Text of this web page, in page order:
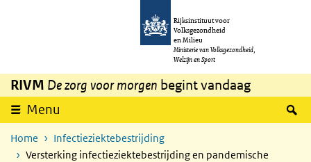
Overslaan en naar de inhoud gaan
Rijksinstituut voor
Volksgezondheid
en Milieu
Ministerie van Volksgezondheid,
Welzijn en Sport
RIVM De zorg voor morgen begint vandaag
Menu
Home
Infectieziektebestrijding
Versterking infectieziektebestrijding en pandemische